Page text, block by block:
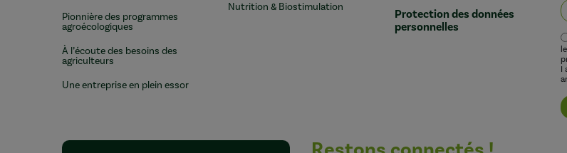
Pionnière des programmes
agroécologiques
À l’écoute des besoins des
agriculteurs
Une entreprise en plein essor
Nutrition & Biostimulation
Protection des données
personnelles
I